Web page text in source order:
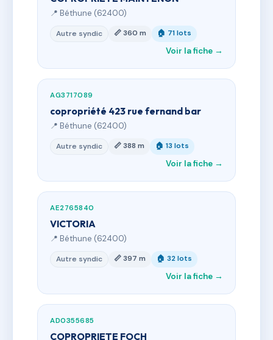
📍 Béthune (62400)
Autre syndic 📏 360 m 🏠 71 lots
Voir la fiche →
AG3717089
copropriété 423 rue fernand bar
📍 Béthune (62400)
Autre syndic 📏 388 m 🏠 13 lots
Voir la fiche →
AE2765840
VICTORIA
📍 Béthune (62400)
Autre syndic 📏 397 m 🏠 32 lots
Voir la fiche →
AD0355685
COPROPRIETE FOCH